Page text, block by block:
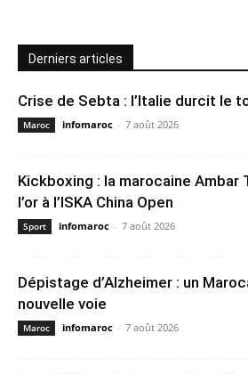
Derniers articles
Crise de Sebta : l’Italie durcit le
Maroc infomaroc - 7 août 2026
Kickboxing : la marocaine Ambar
l’or à l’ISKA China Open
Sport infomaroc - 7 août 2026
Dépistage d’Alzheimer : un
nouvelle voie
Maroc infomaroc - 7 août 2026